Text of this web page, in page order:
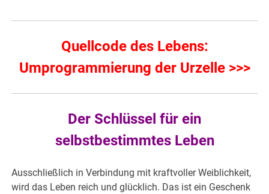
Quellcode des Lebens:
Umprogrammierung der Urzelle >>>
Der Schlüssel für ein
selbstbestimmtes Leben
Ausschließlich in Verbindung mit kraftvoller Weiblichkeit,
wird das Leben reich und glücklich. Das ist ein Geschenk